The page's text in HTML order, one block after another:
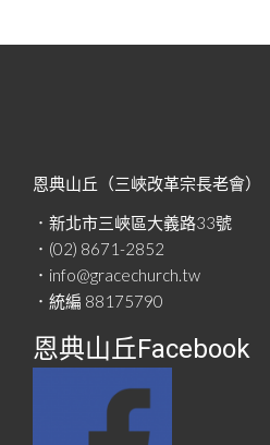
恩典山丘（三峽改革宗長老會）
．新北市三峽區大義路33號
．(02) 8671-2852
．info@gracechurch.tw
．統編 88175790
恩典山丘Facebook